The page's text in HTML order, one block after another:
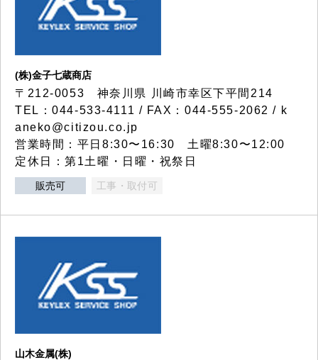
(株)金子七蔵商店
〒212-0053 神奈川県 川崎市幸区下平間214
TEL：044-533-4111 / FAX：044-555-2062 / k
aneko@citizou.co.jp
営業時間：平日8:30〜16:30 土曜8:30〜12:00
定休日：第1土曜・日曜・祝祭日
販売可 工事・取付可
山木金属(株)